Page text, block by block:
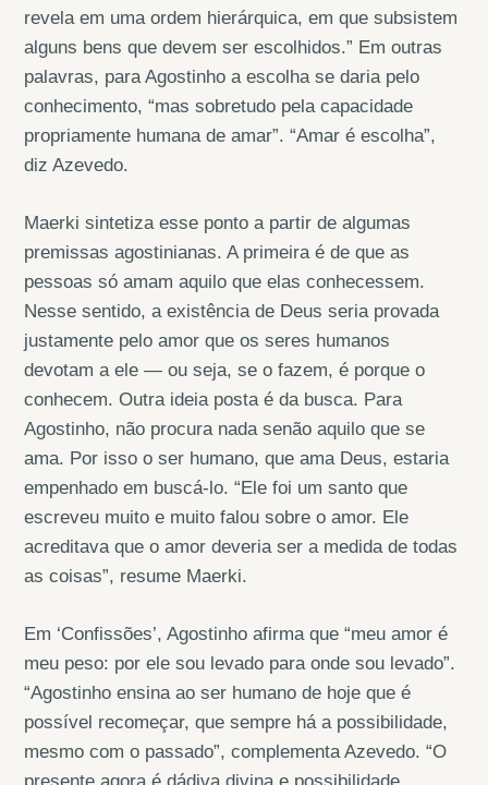
revela em uma ordem hierárquica, em que subsistem
alguns bens que devem ser escolhidos.” Em outras
palavras, para Agostinho a escolha se daria pelo
conhecimento, “mas sobretudo pela capacidade
propriamente humana de amar”. “Amar é escolha”,
diz Azevedo.
Maerki sintetiza esse ponto a partir de algumas
premissas agostinianas. A primeira é de que as
pessoas só amam aquilo que elas conhecessem.
Nesse sentido, a existência de Deus seria provada
justamente pelo amor que os seres humanos
devotam a ele — ou seja, se o fazem, é porque o
conhecem. Outra ideia posta é da busca. Para
Agostinho, não procura nada senão aquilo que se
ama. Por isso o ser humano, que ama Deus, estaria
empenhado em buscá-lo. “Ele foi um santo que
escreveu muito e muito falou sobre o amor. Ele
acreditava que o amor deveria ser a medida de todas
as coisas”, resume Maerki.
Em ‘Confissões’, Agostinho afirma que “meu amor é
meu peso: por ele sou levado para onde sou levado”.
“Agostinho ensina ao ser humano de hoje que é
possível recomeçar, que sempre há a possibilidade,
mesmo com o passado”, complementa Azevedo. “O